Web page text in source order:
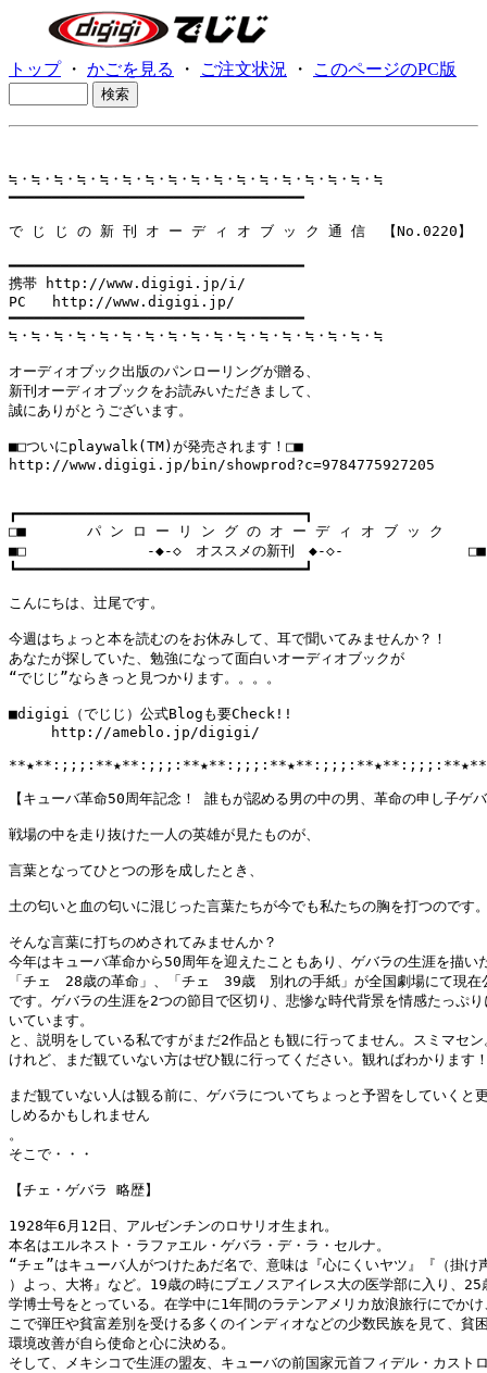
トップ・ かごを見る ・ ご注文状況 ・ このページのPC版
≒・≒・≒・≒・≒・≒・≒・≒・≒・≒・≒・≒・≒・≒・≒・≒・≒
━━━━━━━━━━━━━━━━━━━━━━━━━━━━━━━━━━
で じ じ の 新 刊 オ ー デ ィ オ ブ ッ ク 通 信  【No.0220】
━━━━━━━━━━━━━━━━━━━━━━━━━━━━━━━━━━
携帯 http://www.digigi.jp/i/
PC   http://www.digigi.jp/
━━━━━━━━━━━━━━━━━━━━━━━━━━━━━━━━━━
≒・≒・≒・≒・≒・≒・≒・≒・≒・≒・≒・≒・≒・≒・≒・≒・≒
オーディオブック出版のパンローリングが贈る、
新刊オーディオブックをお読みいただきまして、
誠にありがとうございます。
■□ついにplaywalk(TM)が発売されます！□■
http://www.digigi.jp/bin/showprod?c=9784775927205
┏━━━━━━━━━━━━━━━━━━━━━━━━━━━━━━━━━┓
□■       パ ン ロ ー リ ン グ の オ ー デ ィ オ ブ ッ ク
■□　        　 　-◆-◇　オススメの新刊　◆-◇- 　 　　　　　　 □■
┗━━━━━━━━━━━━━━━━━━━━━━━━━━━━━━━━━┛
こんにちは、辻尾です。
今週はちょっと本を読むのをお休みして、耳で聞いてみませんか？！
あなたが探していた、勉強になって面白いオーディオブックが
“でじじ”ならきっと見つかります。。。。
■digigi（でじじ）公式Blogも要Check!!
http://ameblo.jp/digigi/
【キューバ革命50周年記念！ 誰もが認める男の中の男、革命の申し子ゲ
戦場の中を走り抜けた一人の英雄が見たものが、
言葉となってひとつの形を成したとき、
土の匂いと血の匂いに混じった言葉たちが今でも私たちの胸を打つのです
そんな言葉に打ちのめされてみませんか？
今年はキューバ革命から50周年を迎えたこともあり、ゲバラの生涯を描い
「チェ　28歳の革命」、「チェ　39歳　別れの手紙」が全国劇場にて現在
です。ゲバラの生涯を2つの節目で区切り、悲惨な時代背景を情感たっぷり
いています。
と、説明をしている私ですがまだ2作品とも観に行ってません。スミマセン
けれど、まだ観ていない方はぜひ観に行ってください。観ればわかります
まだ観ていない人は観る前に、ゲバラについてちょっと予習をしていくと
しめるかもしれません
。
そこで・・・
【チェ・ゲバラ 略歴】
1928年6月12日、アルゼンチンのロサリオ生まれ。
本名はエルネスト・ラファエル・ゲバラ・デ・ラ・セルナ。
“チェ”はキューバ人がつけたあだ名で、意味は『心にくいヤツ』『（掛け
）よっ、大将』など。19歳の時にブエノスアイレス大の医学部に入り、25
学博士号をとっている。在学中に1年間のラテンアメリカ放浪旅行にでかけ
こで弾圧や貧富差別を受ける多くのインディオなどの少数民族を見て、貧
環境改善が自ら使命と心に決める。
そして、メキシコで生涯の盟友、キューバの前国家元首フィデル・カスト